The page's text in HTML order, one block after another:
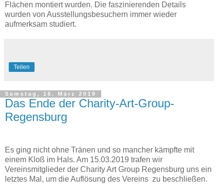
Flächen montiert wurden. Die faszinierenden Details
wurden von Ausstellungsbesuchern immer wieder
aufmerksam studiert.
Teilen
Samstag, 16. März 2019
Das Ende der Charity-Art-Group-
Regensburg
Es ging nicht ohne Tränen und so mancher kämpfte mit
einem Kloß im Hals. Am 15.03.2019 trafen wir
Vereinsmitglieder der Charity Art Group Regensburg uns ein
letztes Mal, um die Auflösung des Vereins zu beschließen.